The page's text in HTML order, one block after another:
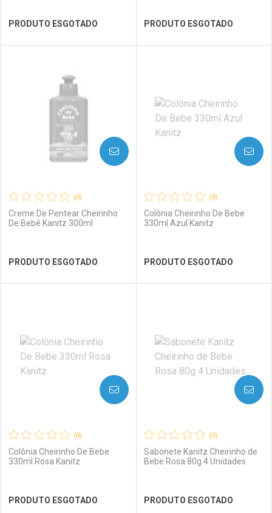
Ver Desconto Convênio Ver Desconto Convênio
PRODUTO ESGOTADO
Laboratório
Ver Desconto Convênio
Por Menos
PRODUTO ESGOTADO
Laboratório
Ver Desconto Convênio
Por Menos
(0)
Creme De Pentear Cheirinho
De Bebê Kanitz 300ml
PRODUTO ESGOTADO
AVISE-ME
Laboratório
Ver Desconto Convênio
Por Menos
(0)
Colônia Cheirinho De Bebe
330ml Azul Kanitz
PRODUTO ESGOTADO
AVISE-ME
Laboratório
Ver Desconto Convênio
Por Menos
(0)
Colônia Cheirinho De Bebe
330ml Rosa Kanitz
PRODUTO ESGOTADO
AVISE-ME
(0)
Sabonete Kanitz Cheirinho de
Bebe Rosa 80g 4 Unidades
PRODUTO ESGOTADO
AVISE-ME